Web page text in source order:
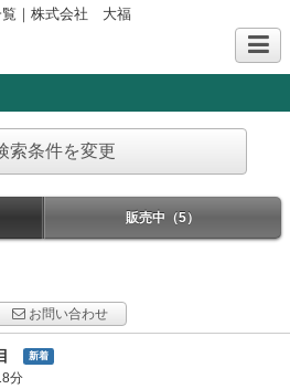
覧｜株式会社 大福
索条件を変更
販売中（5）
お問い合わせ
新着
分